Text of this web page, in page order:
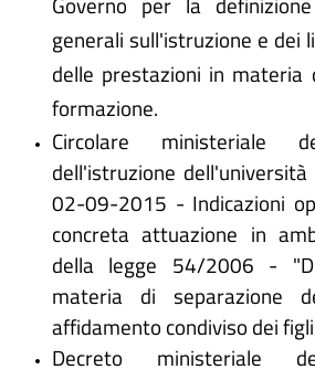
generali sull'istruzione e dei
delle prestazioni in materia
formazione.
Circolare ministeriale
dell'istruzione
02-09-2015 - Indicazioni
concreta attuazione in
della legge 54/2006 -
materia di separazione
affidamento condiviso dei
Decreto ministeriale